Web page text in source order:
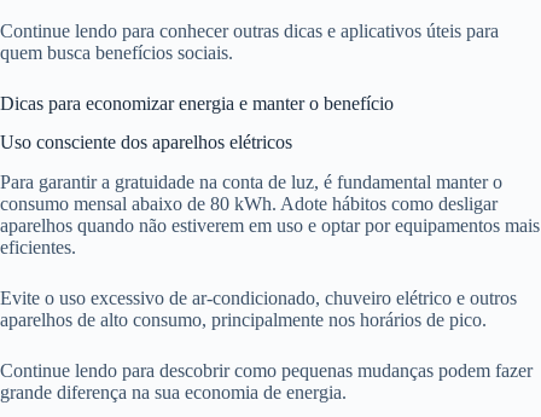
Continue lendo para conhecer outras dicas e aplicativos úteis para
quem busca benefícios sociais.
Dicas para economizar energia e manter o benefício
Uso consciente dos aparelhos elétricos
Para garantir a gratuidade na conta de luz, é fundamental manter o
consumo mensal abaixo de 80 kWh. Adote hábitos como desligar
aparelhos quando não estiverem em uso e optar por equipamentos mais
eficientes.
Evite o uso excessivo de ar-condicionado, chuveiro elétrico e outros
aparelhos de alto consumo, principalmente nos horários de pico.
Continue lendo para descobrir como pequenas mudanças podem fazer
grande diferença na sua economia de energia.